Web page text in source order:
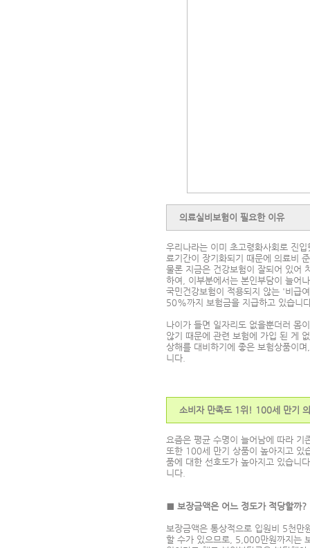
의료실비보험이 필요한 이유
우리나라는 이미 초고령화사회로 진
료기간이 장기화되기 때문에 의료비
물론 지금은 건강보험이 잘되어 있어
하여, 이부분에서는 본인부담이 늘어
국민건강보험이 적용되지 않는 '비급
50%까지 보험금을 지급하고 있습니
나이가 들면 일자리도 없을뿐더러 몸
않기 때문에 관련 보험에 가입 된 게
상해를 대비하기에 좋은 보험상품이
니다.
소비자 만족도 1위! 100세 만기
요즘은 평균 수명이 늘어남에 따라
또한 100세 만기 상품이 높아지고 있
품에 대한 선호도가 높아지고 있습니
니다.
■ 보장금액은 어느 정도가 적당할까?
보장금액은 통상적으로 입원비 5천
할 수가 있으므로, 5,000만원까지는